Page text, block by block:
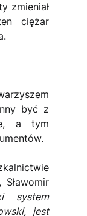
zmieniał
ciężar
być z
a tym
system
jest